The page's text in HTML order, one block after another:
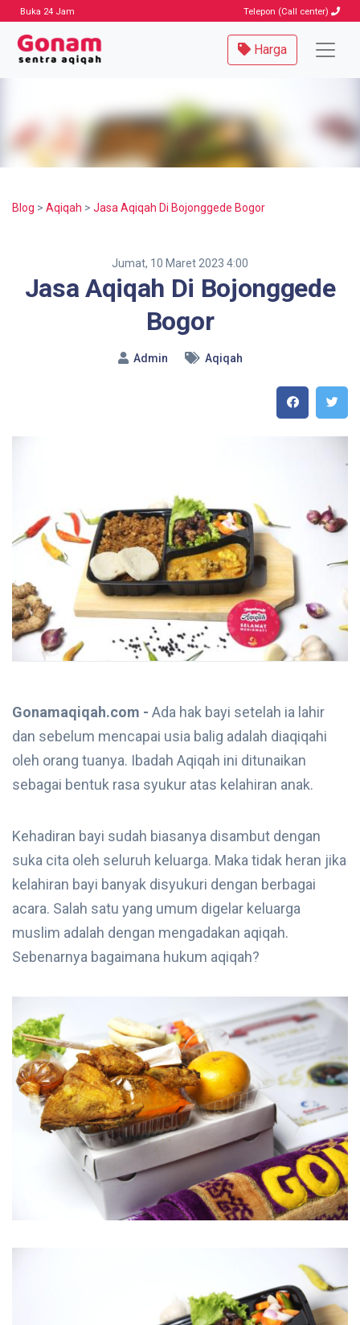
Buka 24 Jam Telepon (Call center)
Harga
Blog > Aqiqah > Jasa Aqiqah Di Bojonggede Bogor
Jumat, 10 Maret 2023 4:00
Jasa Aqiqah Di Bojonggede
Bogor
Admin Aqiqah
Gonamaqiqah.com - Ada hak bayi setelah ia lahir
dan sebelum mencapai usia balig adalah diaqiqahi
oleh orang tuanya. Ibadah Aqiqah ini ditunaikan
sebagai bentuk rasa syukur atas kelahiran anak.
Kehadiran bayi sudah biasanya disambut dengan
suka cita oleh seluruh keluarga. Maka tidak heran jika
kelahiran bayi banyak disyukuri dengan berbagai
acara. Salah satu yang umum digelar keluarga
muslim adalah dengan mengadakan aqiqah.
Sebenarnya bagaimana hukum aqiqah?